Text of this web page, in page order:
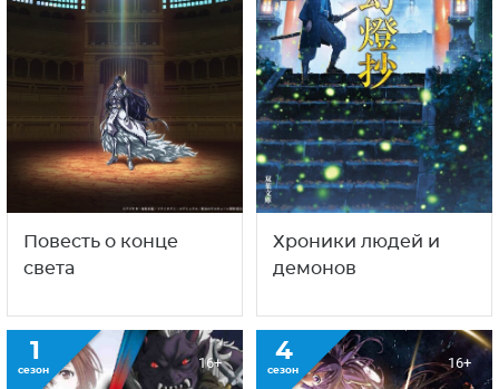
Повесть о конце
света
Хроники людей и
демонов
1
сезон 16+ 4
сезон 16+